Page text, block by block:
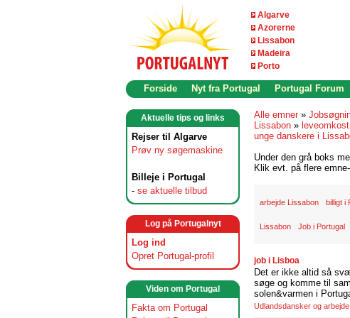
Algarve
Azorerne
Lissabon
Madeira
Porto
Forside Nyt fra Portugal Portugal Forum
Aktuelle tips og links
Rejser til Algarve
Prøv ny søgemaskine
Billeje i Portugal
- se aktuelle tilbud
Log på Portugalnyt
Log ind
Opret Portugal-profil
Viden om Portugal
Fakta om Portugal
Alle emner »
Lissabon »
unge danskere i
Under den grå boks
Klik evt. på flere
arbejde Lissabon billigt i
Lissabon Job i Portugal
job i Lisboa
Det er ikke altid så
søge og komme til
solen&varmen i
Udlandsdansker og